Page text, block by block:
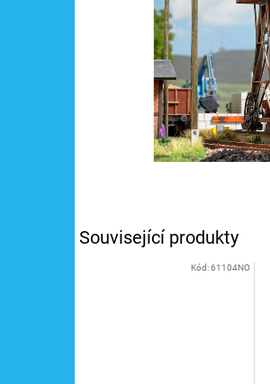
Související produkty
Kód:61104NO